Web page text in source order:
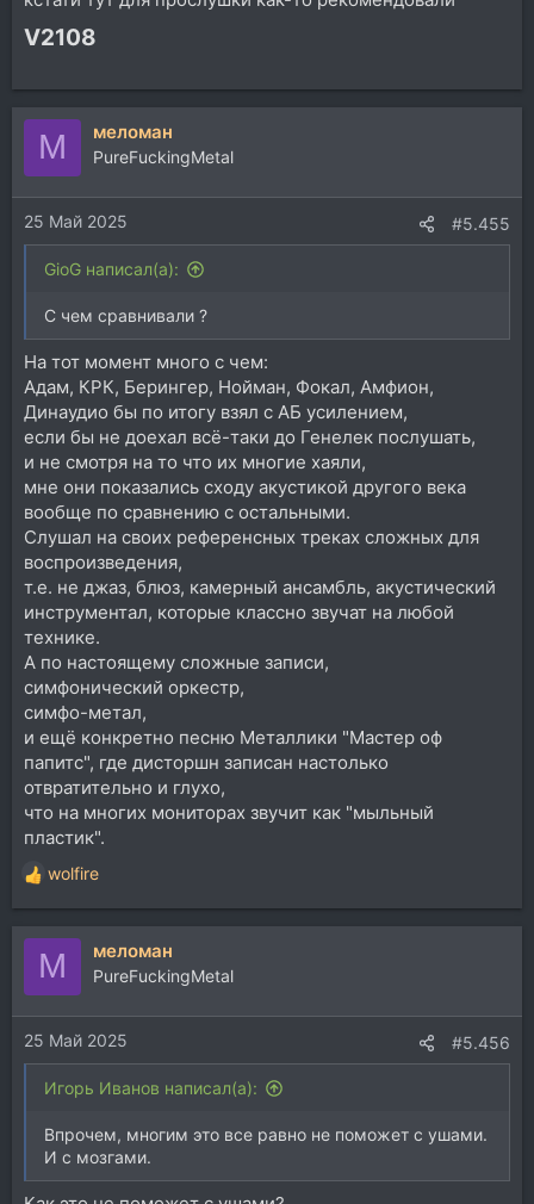
V2108​
М меломан
PureFuckingMetal
25 Май 2025 #5.455
GioG написал(а):
С чем сравнивали ?
На тот момент много с чем:
Адам, КРК, Берингер, Нойман, Фокал, Амфион,
Динаудио бы по итогу взял с АБ усилением,
если бы не доехал всё-таки до Генелек послушать,
и не смотря на то что их многие хаяли,
мне они показались сходу акустикой другого века
вообще по сравнению с остальными.
Слушал на своих референсных треках сложных для
воспроизведения,
т.е. не джаз, блюз, камерный ансамбль, акустический
инструментал, которые классно звучат на любой
технике.
А по настоящему сложные записи,
симфонический оркестр,
симфо-метал,
и ещё конкретно песню Металлики "Мастер оф
папитс", где дисторшн записан настолько
отвратительно и глухо,
что на многих мониторах звучит как "мыльный
пластик".
Р
е
а
и
и
:
wolfire
М меломан
PureFuckingMetal
25 Май 2025 #5.456
Игорь Иванов написал(а):
Впрочем, многим это все равно не поможет с ушами.
И с мозгами.